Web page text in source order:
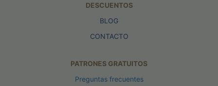
DESCUENTOS
BLOG
CONTACTO
PATRONES GRATUITOS
Preguntas frecuentes